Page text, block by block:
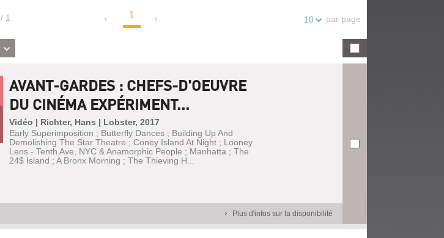
/ 1 1 10 par page
AVANT-GARDES : CHEFS-D'OEUVRE
DU CINÉMA EXPÉRIMENT...
Vidéo | Richter, Hans | Lobster, 2017
Early Superimposition ; Butterfly Dances ; Building Up And
Demolishing The Star Theatre ; Coney Island At Night ; Looney
Lens - Tenth Ave, NYC & Anamorphic People ; Manhatta ; The
24$ Island ; A Bronx Morning ; The Thieving H...
Plus d'infos sur la disponibilité